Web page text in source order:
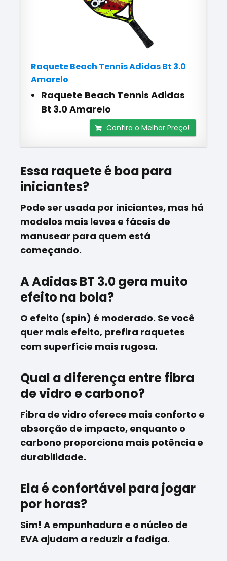
Raquete Beach Tennis Adidas Bt 3.0
Amarelo
Raquete Beach Tennis Adidas
Bt 3.0 Amarelo
Confira o Melhor Preço!
Essa raquete é boa para
iniciantes?
Pode ser usada por iniciantes, mas há
modelos mais leves e fáceis de
manusear para quem está
começando.
A Adidas BT 3.0 gera muito
efeito na bola?
O efeito (spin) é moderado. Se você
quer mais efeito, prefira raquetes
com superfície mais rugosa.
Qual a diferença entre fibra
de vidro e carbono?
Fibra de vidro oferece mais conforto e
absorção de impacto, enquanto o
carbono proporciona mais potência e
durabilidade.
Ela é confortável para jogar
por horas?
Sim! A empunhadura e o núcleo de
EVA ajudam a reduzir a fadiga.